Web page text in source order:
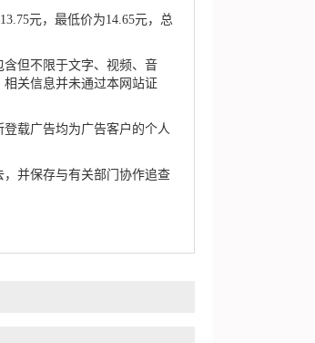
元，最低价为14.65元，总
但不限于文字、视频、音
关信息并未通过本网站证
载广告均为广告客户的个人
并保存与有关部门协作追查